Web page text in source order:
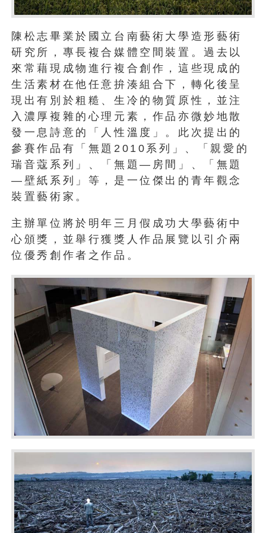
陳松志畢業於國立台南藝術大學造形藝術
研究所，專長複合媒體空間裝置。過去以
來常藉現成物進行複合創作，這些現成的
生活素材在他任意拚湊組合下，轉化後呈
現出有別於粗糙、生冷的物質原性，並注
入濃厚複雜的心理元素，作品亦微妙地散
發一息詩意的「人性溫度」。此次提出的
參賽作品有「無題2010系列」、「親愛的
瑞音蔻系列」、「無題—房間」、「無題
—壁紙系列」等，是一位傑出的青年觀念
裝置藝術家。
主辦單位將於明年三月假成功大學藝術中
心頒獎，並舉行獲獎人作品展覽以引介兩
位優秀創作者之作品。